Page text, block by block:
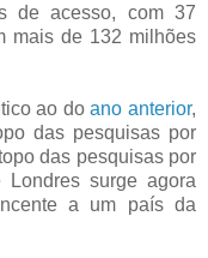
de acesso, com 37
mais de 132 milhões
ao doano anterior,
das pesquisas por
das pesquisas por
surge agora
a um país da